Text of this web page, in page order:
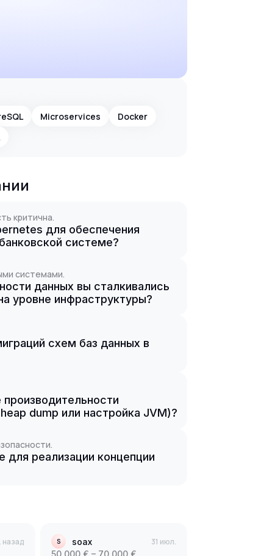
Microservices
Docker
критична.
для обеспечения
системе?
системами.
данных вы сталкивались
уровне инфраструктуры?
схем баз данных в
dump или настройка JVM)?
для реализации концепции
назад
S soax
31 июл.
50 000 € – 70 000 €